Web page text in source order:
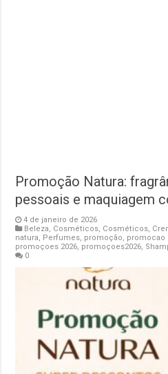
Promoção Natura:
pessoais e maquiagem
4 de janeiro de 2026
Beleza
Cosméticos Cosméticos
natura
Perfumes promoção promocao
promoçoes 2026 promoçoes2026
0